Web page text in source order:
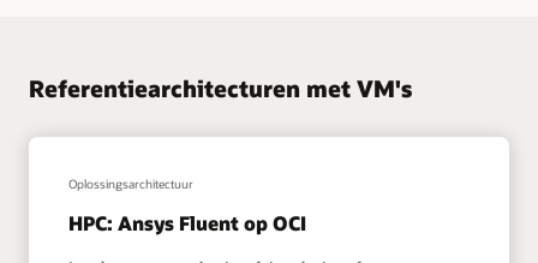
Referentiearchitecturen met VM's
Oplossingsarchitectuur
HPC: Ansys Fluent op OCI